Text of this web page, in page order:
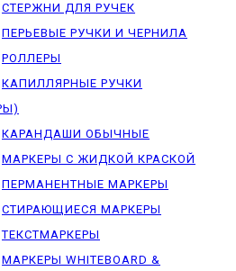
СТЕРЖНИ ДЛЯ РУЧЕК
ПЕРЬЕВЫЕ РУЧКИ И ЧЕРНИЛА
РОЛЛЕРЫ
КАПИЛЛЯРНЫЕ РУЧКИ
КАРАНДАШИ ОБЫЧНЫЕ
МАРКЕРЫ C ЖИДКОЙ КРАСКОЙ
ПЕРМАНЕНТНЫЕ МАРКЕРЫ
СТИРАЮЩИЕСЯ МАРКЕРЫ
ТЕКСТМАРКЕРЫ
МАРКЕРЫ WHITEBOARD &